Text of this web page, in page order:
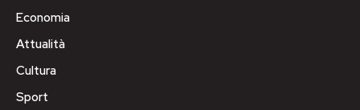
Economia
Attualità
Cultura
Sport